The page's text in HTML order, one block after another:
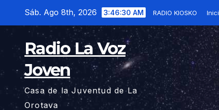
contenido
Sáb. Ago 8th, 2026 3:46:31 AM RADIO KIOSKO
Radio La Voz
Joven
Casa de la Juventud de La
Orotava